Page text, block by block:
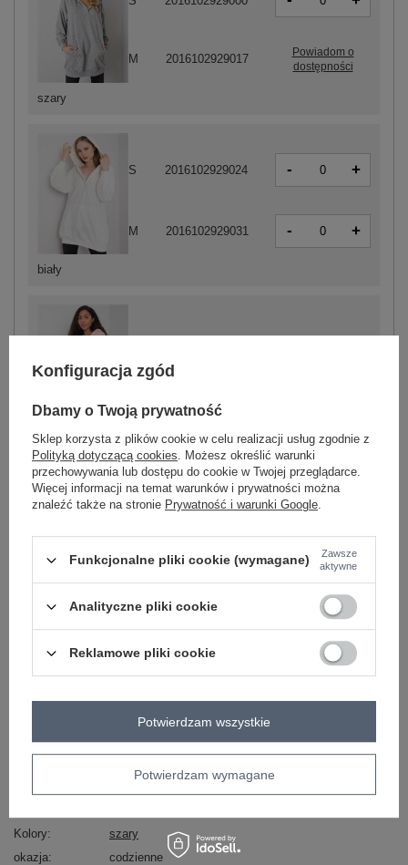
szary
M 2016102929017
Powiadom o
dostępności
biały
S 2016102929024 - +
M 2016102929031 - +
różowy
S 2016102929123
Zobacz wszystkie kolory (+3)
ZALOGUJ SIĘ I ZOBACZ CENĘ
Masz pytanie? Chętnie pomożemy.
Kod produktu
EM-BL-ES-21-528.12X
Marka
EX MODA
gładki
Kolory
szary
okazja
codzienne
Konfiguracja zgód
Dbamy o Twoją prywatność
Sklep korzysta z plików cookie w celu realizacji usług zgodnie z
Polityką dotyczącą cookies. Możesz określić warunki
przechowywania lub dostępu do cookie w Twojej przeglądarce.
Więcej informacji na temat warunków i prywatności można
znaleźć także na stronie Prywatność i warunki Google.
Funkcjonalne pliki cookie (wymagane)
Zawsze
aktywne
Analityczne pliki cookie
Reklamowe pliki cookie
Potwierdzam wymagane
Potwierdzam wszystkie